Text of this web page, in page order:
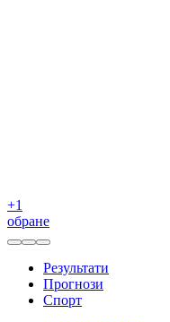
+1
обране
Результати
Прогнози
Спорт